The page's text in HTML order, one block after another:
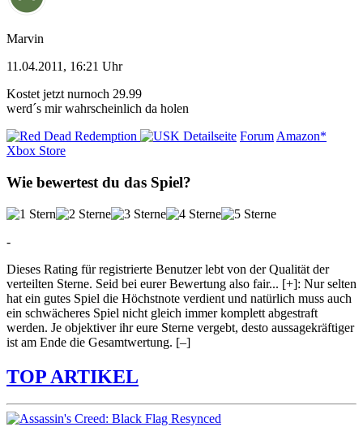
Marvin
11.04.2011, 16:21 Uhr
Kostet jetzt nurnoch 29.99
werd´s mir wahrscheinlich da holen
Detailseite Forum Amazon*
Xbox Store
Wie bewertest du das Spiel?
-
Dieses Rating für registrierte Benutzer lebt von der Qualität der
verteilten Sterne. Seid bei eurer Bewertung also fair... [+]: Nur selten
hat ein gutes Spiel die Höchstnote verdient und natürlich muss auch
ein schwächeres Spiel nicht gleich immer komplett abgestraft
werden. Je objektiver ihr eure Sterne vergebt, desto aussagekräftiger
ist am Ende die Gesamtwertung. [–]
TOP ARTIKEL